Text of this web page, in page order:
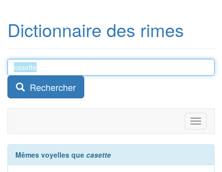
Dictionnaire des rimes
Rechercher
Toggle
Mêmes voyelles que casette